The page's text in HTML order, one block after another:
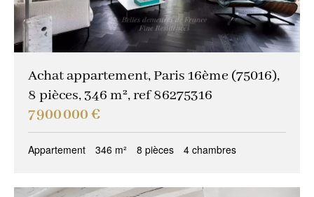
Achat appartement, Paris 16ème (75016),
8 pièces, 346 m², ref 86275316
7 900 000 €
Appartement 346 m² 8 pièces 4 chambres